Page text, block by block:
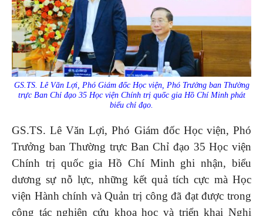
GS.TS. Lê Văn Lợi, Phó Giám đốc Học viện, Phó Trưởng ban Thường
trực Ban Chỉ đạo 35 Học viện Chính trị quốc gia Hồ Chí Minh phát
biểu chỉ đạo.
GS.TS. Lê Văn Lợi, Phó Giám đốc Học viện, Phó
Trưởng ban Thường trực Ban Chỉ đạo 35 Học viện
Chính trị quốc gia Hồ Chí Minh ghi nhận, biểu
dương sự nỗ lực, những kết quả tích cực mà Học
viện Hành chính và Quản trị công đã đạt được trong
công tác nghiên cứu khoa học và triển khai Nghị